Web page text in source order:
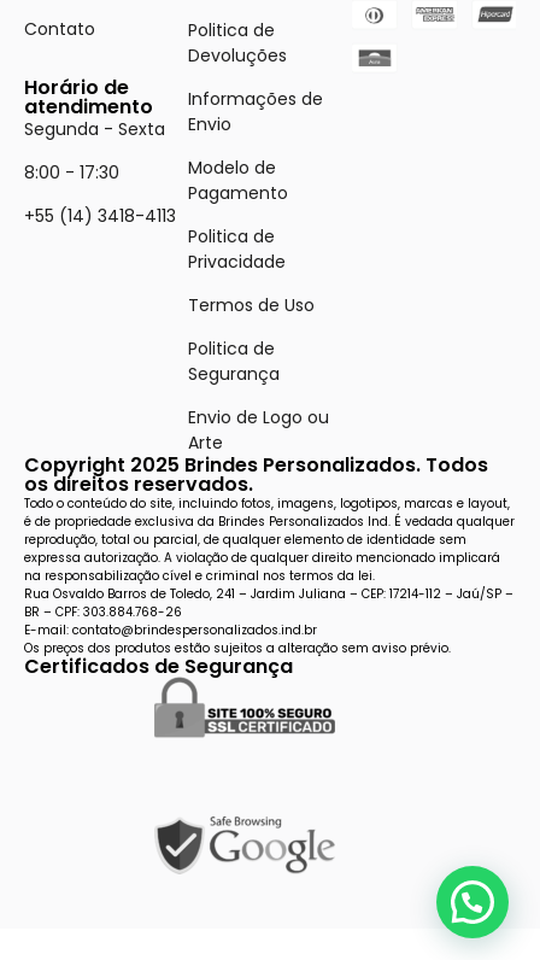
Contato
Horário de
atendimento
Segunda - Sexta
8:00 - 17:30
+55 (14) 3418-4113
Politica de
Devoluções
Informações de
Envio
Modelo de
Pagamento
Politica de
Privacidade
Termos de Uso
Politica de
Segurança
Envio de Logo ou
Arte
Copyright 2025 Brindes Personalizados. Todos
os direitos reservados.
Todo o conteúdo do site, incluindo fotos, imagens, logotipos, marcas e layout,
é de propriedade exclusiva da Brindes Personalizados Ind. É vedada qualquer
reprodução, total ou parcial, de qualquer elemento de identidade sem
expressa autorização. A violação de qualquer direito mencionado implicará
na responsabilização cível e criminal nos termos da lei.
Rua Osvaldo Barros de Toledo, 241 – Jardim Juliana – CEP: 17214-112 – Jaú/SP –
BR – CPF: 303.884.768-26
E-mail: contato@brindespersonalizados.ind.br
Os preços dos produtos estão sujeitos a alteração sem aviso prévio.
Certificados de Segurança